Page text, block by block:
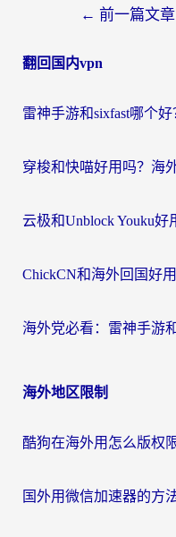
导
← 前一篇文章
翻回国内vpn
海外地区限制